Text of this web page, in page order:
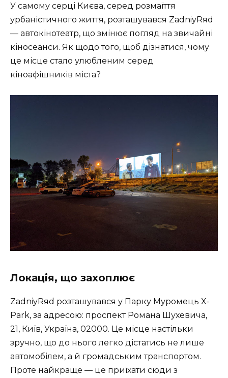
У самому серці Києва, серед розмаїття
урбаністичного життя, розташувався ZadniyRяd
— автокінотеатр, що змінює погляд на звичайні
кіносеанси. Як щодо того, щоб дізнатися, чому
це місце стало улюбленим серед
кіноафішників міста?
Локація, що захоплює
ZadniyRяd розташувався у Парку Муромець Х-
Park, за адресою: проспект Романа Шухевича,
21, Київ, Україна, 02000. Це місце настільки
зручно, що до нього легко дістатись не лише
автомобілем, а й громадським транспортом.
Проте найкраще — це приїхати сюди з